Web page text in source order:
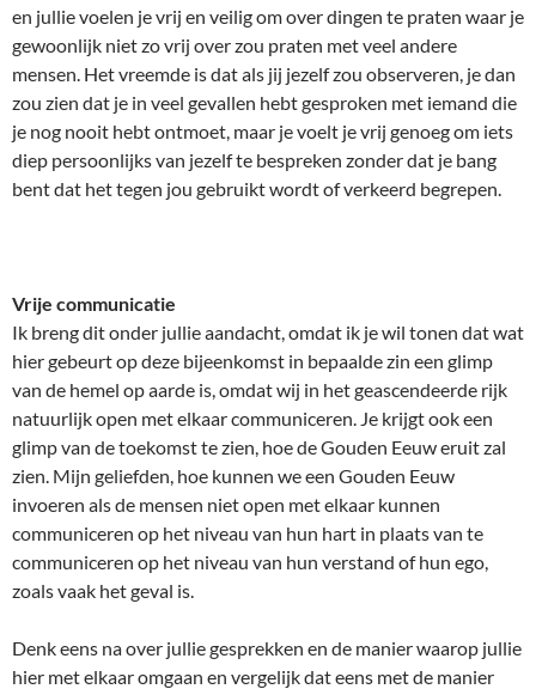
en jullie voelen je vrij en veilig om over dingen te praten waar je
gewoonlijk niet zo vrij over zou praten met veel andere
mensen. Het vreemde is dat als jij jezelf zou observeren, je dan
zou zien dat je in veel gevallen hebt gesproken met iemand die
je nog nooit hebt ontmoet, maar je voelt je vrij genoeg om iets
diep persoonlijks van jezelf te bespreken zonder dat je bang
bent dat het tegen jou gebruikt wordt of verkeerd begrepen.
Vrije communicatie
Ik breng dit onder jullie aandacht, omdat ik je wil tonen dat wat
hier gebeurt op deze bijeenkomst in bepaalde zin een glimp
van de hemel op aarde is, omdat wij in het geascendeerde rijk
natuurlijk open met elkaar communiceren. Je krijgt ook een
glimp van de toekomst te zien, hoe de Gouden Eeuw eruit zal
zien. Mijn geliefden, hoe kunnen we een Gouden Eeuw
invoeren als de mensen niet open met elkaar kunnen
communiceren op het niveau van hun hart in plaats van te
communiceren op het niveau van hun verstand of hun ego,
zoals vaak het geval is.
Denk eens na over jullie gesprekken en de manier waarop jullie
hier met elkaar omgaan en vergelijk dat eens met de manier